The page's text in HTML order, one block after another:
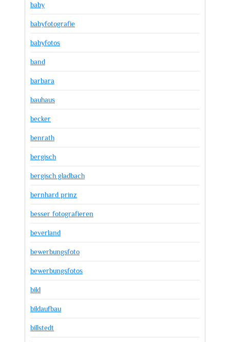
baby
babyfotografie
babyfotos
band
barbara
bauhaus
becker
benrath
bergisch
bergisch gladbach
bernhard prinz
besser fotografieren
beverland
bewerbungsfoto
bewerbungsfotos
bild
bildaufbau
billstedt